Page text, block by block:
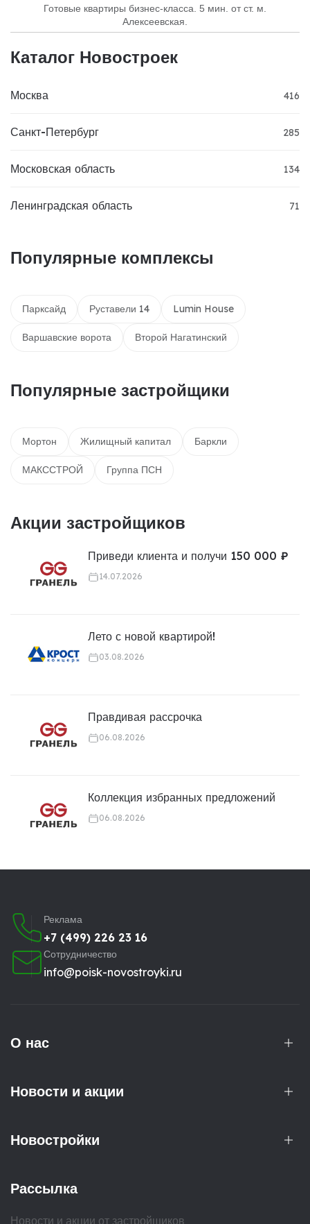
Готовые квартиры бизнес-класса. 5 мин. от ст. м.
Алексеевская.
Каталог Новостроек
Москва 416
Санкт-Петербург 285
Московская область 134
Ленинградская область 71
Популярные комплексы
Парксайд Руставели 14 Lumin House
Варшавские ворота Второй Нагатинский
Популярные застройщики
Мортон Жилищный капитал Баркли
МАКССТРОЙ Группа ПСН
Акции застройщиков
Приведи клиента и получи 150 000 ₽
14.07.2026
Лето с новой квартирой!
03.08.2026
Правдивая рассрочка
06.08.2026
Коллекция избранных предложений
06.08.2026
Реклама
+7 (499) 226 23 16
Сотрудничество
info@poisk-novostroyki.ru
О нас
Новости и акции
Новостройки
Рассылка
Новости и акции от застройщиков